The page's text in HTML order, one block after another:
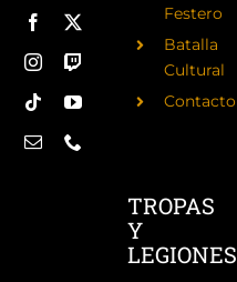
Festero
Batalla
Cultural
Contacto
TROPAS
Y
LEGIONES